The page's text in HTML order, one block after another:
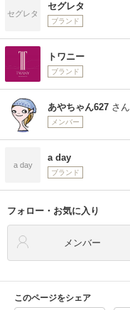
セグレタ
セグレタ
ブランド
トワニー
ブランド
あやちゃん627 さん
メンバー
a day
a day
ブランド
フォロー・お気に入り
メンバー
このページをシェア